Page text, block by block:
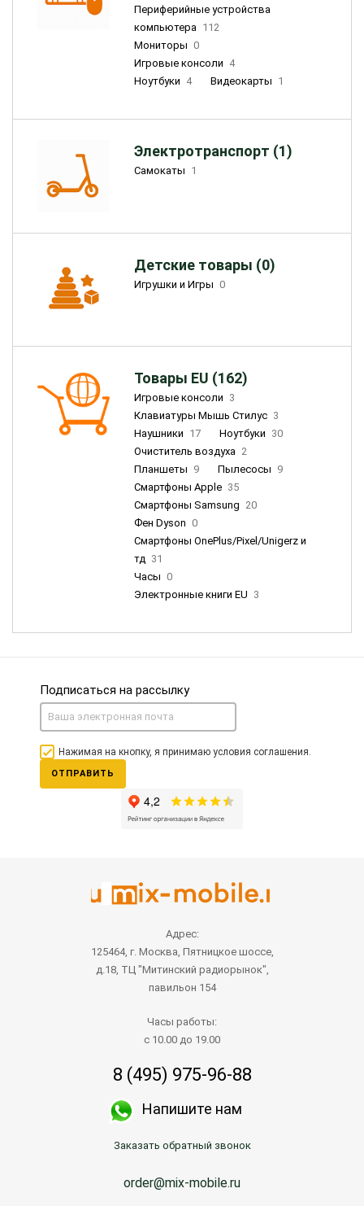
Периферийные устройства
компьютера 112
Мониторы 0
Игровые консоли 4
Ноутбуки 4 Видеокарты 1
Электротранспорт (1)
Самокаты 1
Детские товары (0)
Игрушки и Игры 0
Товары EU (162)
Игровые консоли 3
Клавиатуры Мышь Стилус 3
Наушники 17 Ноутбуки 30
Очиститель воздуха 2
Планшеты 9 Пылесосы 9
Смартфоны Apple 35
Смартфоны Samsung 20
Фен Dyson 0
Смартфоны OnePlus/Pixel/Unigerz и
тд 31
Часы 0
Электронные книги EU 3
Подписаться на рассылку
Нажимая на кнопку, я принимаю условия соглашения.
ОТПРАВИТЬ
Адрес:
125464, г. Москва, Пятницкое шоссе,
д.18, ТЦ "Митинский радиорынок",
павильон 154
Часы работы:
с 10.00 до 19.00
8 (495) 975-96-88
Напишите нам
Заказать обратный звонок
order@mix-mobile.ru